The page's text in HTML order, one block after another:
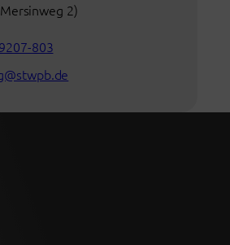
2)
803